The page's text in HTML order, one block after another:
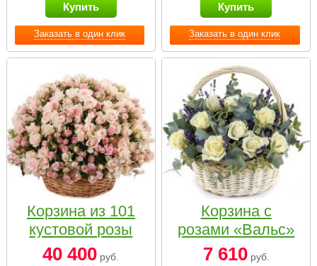
Заказать в один клик
Купить
Заказать в один клик
Купить
Корзина из 101
кустовой розы
нежных тонов
40 400 руб.
Корзина с
розами «Вальс»
7 610руб.